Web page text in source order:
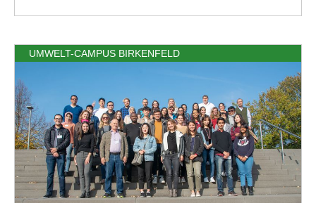
UMWELT-CAMPUS BIRKENFELD